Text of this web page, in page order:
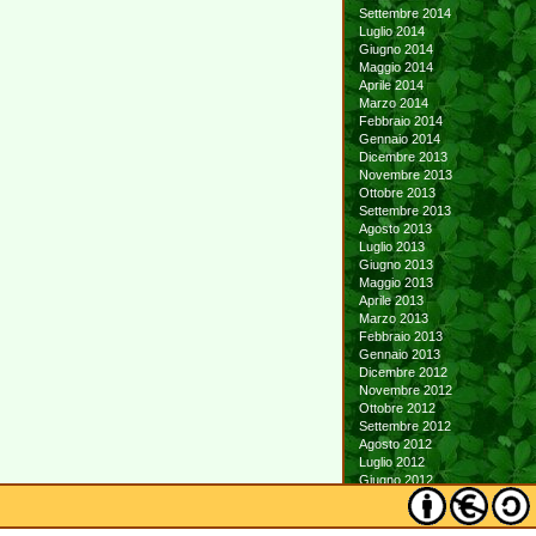
Settembre 2014
Luglio 2014
Giugno 2014
Maggio 2014
Aprile 2014
Marzo 2014
Febbraio 2014
Gennaio 2014
Dicembre 2013
Novembre 2013
Ottobre 2013
Settembre 2013
Agosto 2013
Luglio 2013
Giugno 2013
Maggio 2013
Aprile 2013
Marzo 2013
Febbraio 2013
Gennaio 2013
Dicembre 2012
Novembre 2012
Ottobre 2012
Settembre 2012
Agosto 2012
Luglio 2012
Giugno 2012
Maggio 2012
Aprile 2012